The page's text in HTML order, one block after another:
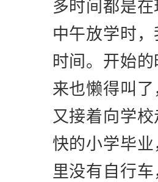
多时间都是
中午放学时
时间。开始
来也懒得叫
又接着向学
快的小学毕
里没有自行